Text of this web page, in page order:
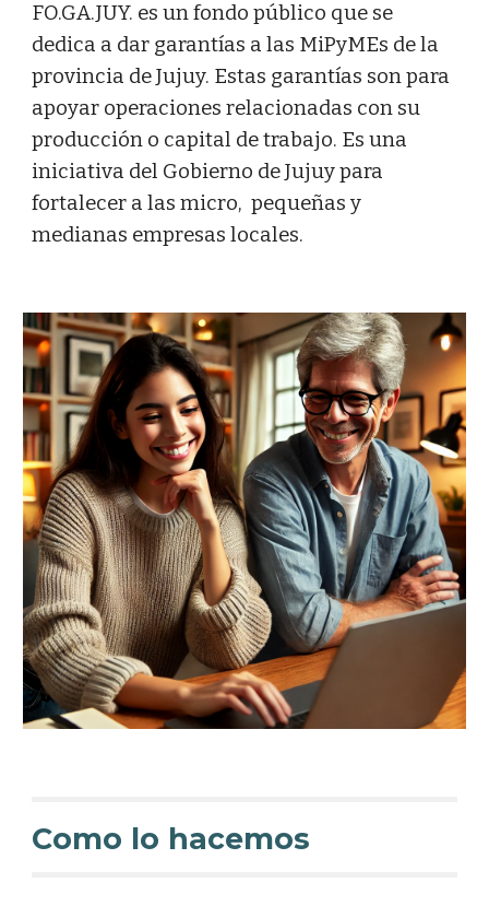
FO.GA.JUY. es un fondo público que se
dedica a dar garantías a las MiPyMEs de la
provincia de Jujuy. Estas garantías son para
apoyar operaciones relacionadas con su
producción o capital de trabajo. Es una
iniciativa del Gobierno de Jujuy para
fortalecer a las micro, pequeñas y
medianas empresas locales.
Como lo hacemos